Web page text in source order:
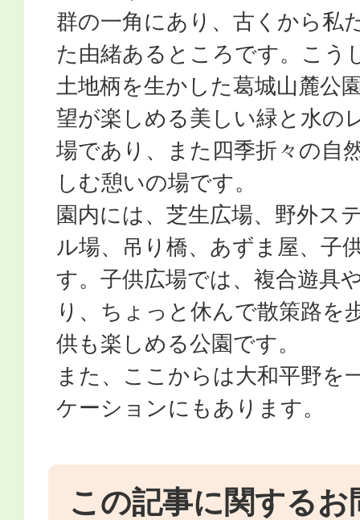
群の一角にあり、古くから私
た由緒あるところです。こう
土地柄を生かした葛城山麓公
望が楽しめる美しい緑と水の
場であり、また四季折々の自
しむ憩いの場です。
園内には、芝生広場、野外ス
ル場、吊り橋、あずま屋、子
す。子供広場では、複合遊具
り、ちょっと休んで散策路を
供も楽しめる公園です。
また、ここからは大和平野を
ケーションにもあります。
この記事に関するお